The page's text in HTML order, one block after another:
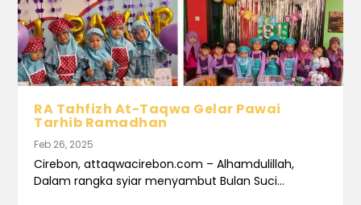
RA Tahfizh At-Taqwa Gelar Pawai
Tarhib Ramadhan
Feb 26, 2025
Cirebon, attaqwacirebon.com – Alhamdulillah,
Dalam rangka syiar menyambut Bulan Suci...